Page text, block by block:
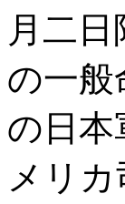
月二
の一般
の日本
メリ